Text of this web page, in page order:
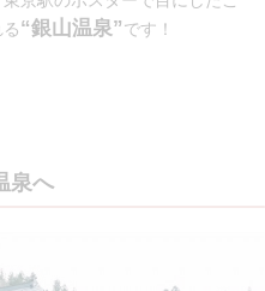
“銀山温泉”です！
泉へ